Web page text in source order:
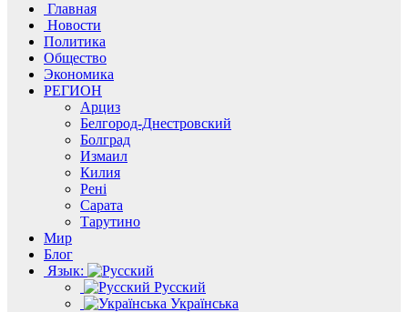
Главная
Новости
Политика
Общество
Экономика
РЕГИОН
Арциз
Белгород-Днестровский
Болград
Измаил
Килия
Рені
Сарата
Тарутино
Мир
Блог
Язык:
Русский
Українська